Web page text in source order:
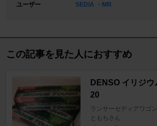
ユーザー
SEDIA ・MR
この記事を見た人におすすめ
DENSO イリジ
20
ランサーセディアワゴン
ともちさん